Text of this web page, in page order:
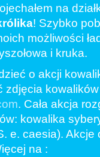
na
! Szybko
możliwości
i kruka.
o akcji
zdjęcia
. Cała akcja
kowalika
e. caesia). Akcje
na :